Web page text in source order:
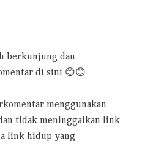
berkunjung dan
di sini 😊😊
menggunakan
tidak meninggalkan link
link hidup yang